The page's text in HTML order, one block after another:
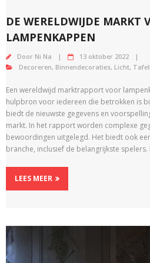
DE WERELDWIJDE MARKT
LAMPENKAPPEN
Door Ni Na
13 oktober 2022
Decoreren, Binnendecoraties, Licht,
Een wereldwijd marktrapport voor
hulpbron voor iedereen die betrokken is
biedt de nieuwste gegevens en
markt. In het rapport worden complexe
bewoordingen uitgelegd. Het biedt ook
branche, inclusief de belangrijkste
LEES MEER